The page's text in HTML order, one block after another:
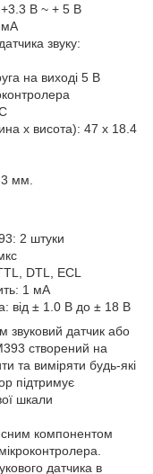
+3.3 В ~ + 5 В
мА
звуку:
на виході 5 В
x висота): 47 x 18.4
мм.
2 штуки
DTL, ECL
1 мА
від ± 1.0 В до ± 18 В
звуковий датчик або
створений на
та виміряти будь-які
підтримує
шкали
компонентом
датчика в